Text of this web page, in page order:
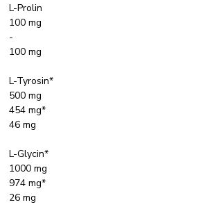
L-Prolin
100 mg
-
100 mg
L-Tyrosin*
500 mg
454 mg*
46 mg
L-Glycin*
1000 mg
974 mg*
26 mg